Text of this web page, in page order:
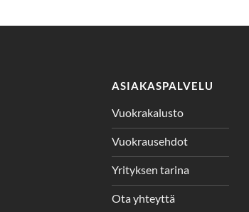
ASIAKASPALVELU
Vuokrakalusto
Vuokrausehdot
Yrityksen tarina
Ota yhteyttä